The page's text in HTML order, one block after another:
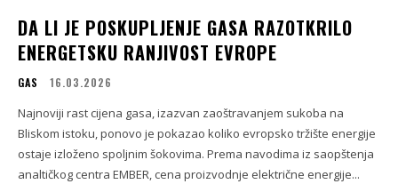
DA LI JE POSKUPLJENJE GASA RAZOTKRILO
ENERGETSKU RANJIVOST EVROPE
GAS 16.03.2026
Najnoviji rast cijena gasa, izazvan zaoštravanjem sukoba na
Bliskom istoku, ponovo je pokazao koliko evropsko tržište energije
ostaje izloženo spoljnim šokovima. Prema navodima iz saopštenja
analtičkog centra EMBER, cena proizvodnje električne energije...